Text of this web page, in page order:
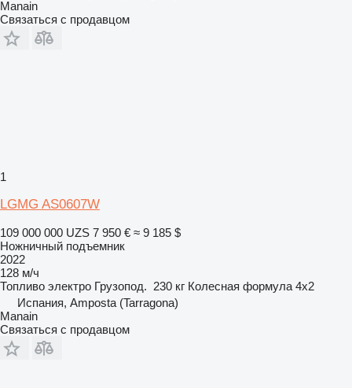
Manain
Связаться с продавцом
1
LGMG AS0607W
109 000 000 UZS 7 950 € ≈ 9 185 $
Ножничный подъемник
2022
128 м/ч
Топливо электро Грузопод. 230 кг Колесная формула 4x2
Испания, Amposta (Tarragona)
Manain
Связаться с продавцом